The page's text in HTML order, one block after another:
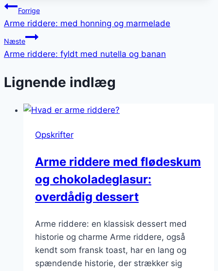
Indlægsnavigation
Forrige
Arme riddere: med honning og marmelade
Næste
Arme riddere: fyldt med nutella og banan
Lignende indlæg
Opskrifter
Arme riddere med flødeskum
og chokoladeglasur:
overdådig dessert
Arme riddere: en klassisk dessert med
historie og charme Arme riddere, også
kendt som fransk toast, har en lang og
spændende historie, der strækker sig